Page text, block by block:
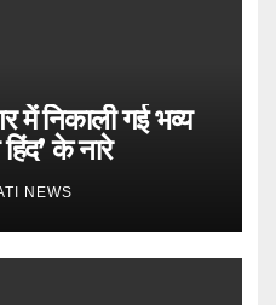
निकाली गई भव्य
के नारे
NEWS